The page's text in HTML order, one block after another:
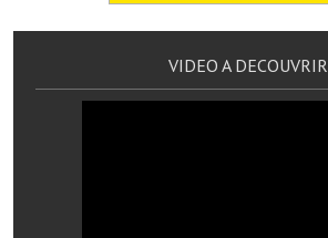
Equipements sportifsVIDEO A DECOUVRIR